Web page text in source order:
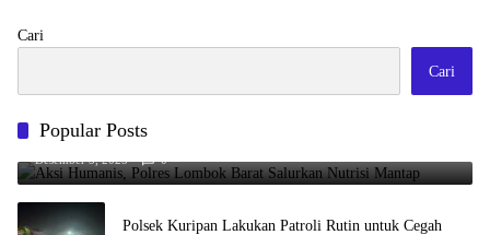
Cari
Cari
Popular Posts
Aksi Humanis, Polres Lombok Barat Salurkan Nutrisi Mantap
Desember 5, 2025 0
Polsek Kuripan Lakukan Patroli Rutin untuk Cegah